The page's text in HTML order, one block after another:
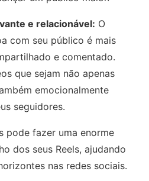
e relacionável: O
com seu público é mais
e comentado.
que sejam não apenas
emocionalmente
seguidores.
pode fazer uma enorme
dos seus Reels, ajudando
nas redes sociais.